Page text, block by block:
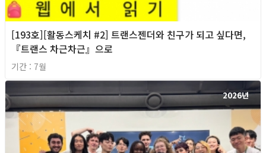
[193호][활동스케치 #2] 트랜스젠더와 친구가 되고 싶다면,
『트랜스 차근차근』으로
기간 : 7월
2026년